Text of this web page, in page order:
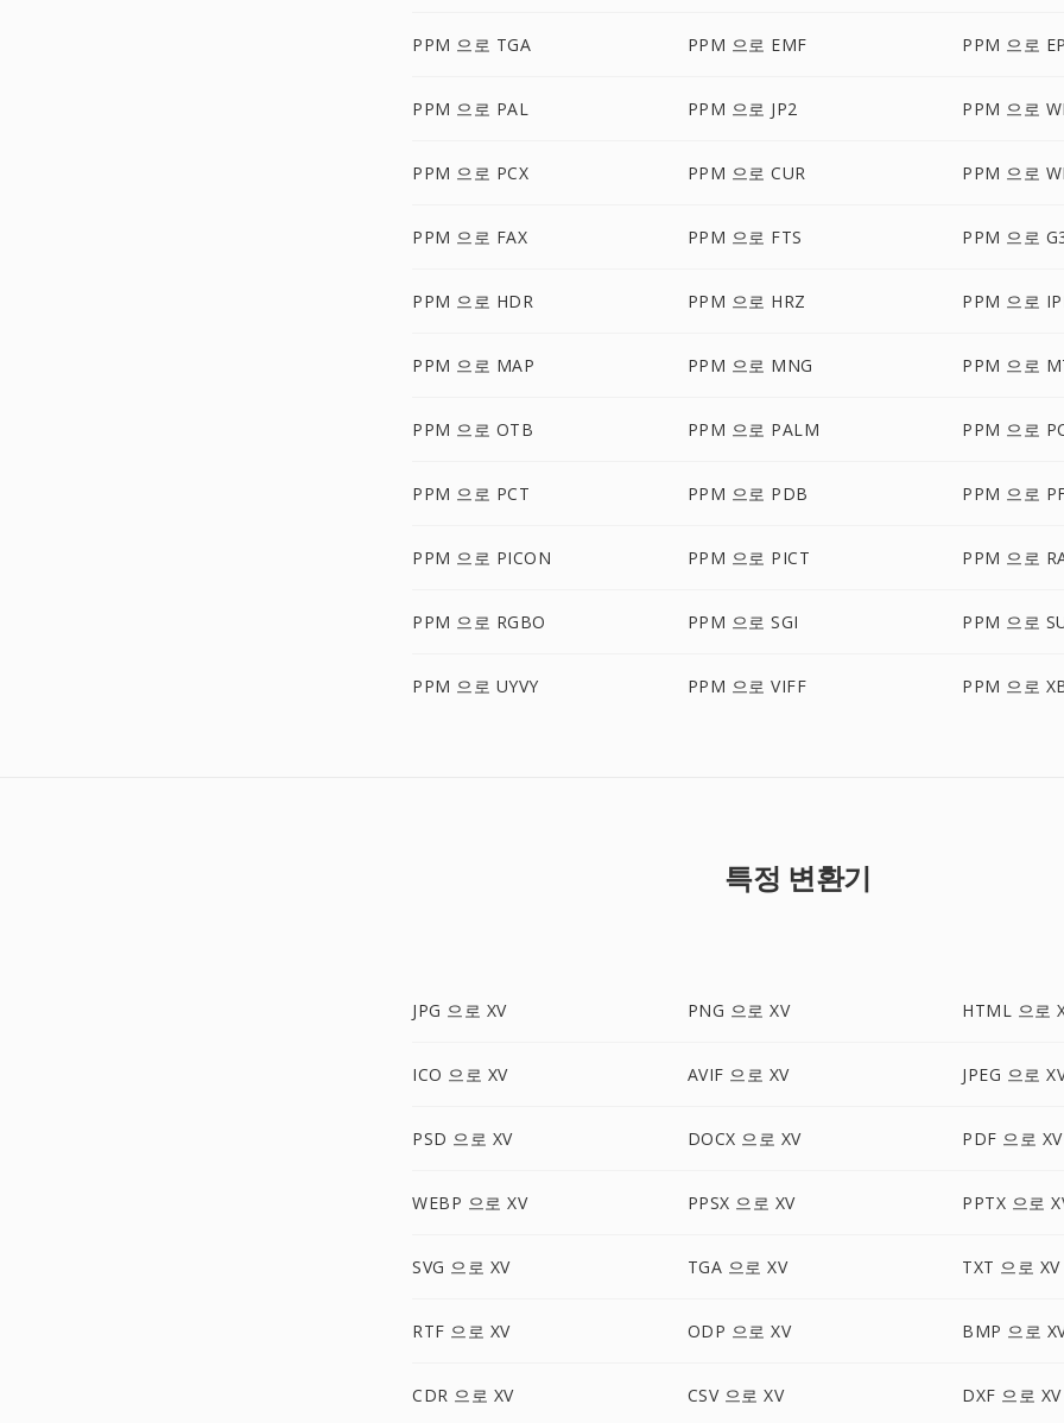
PPM 으로 TGA PPM 으로 EMF PPM 으로
PPM 으로 PAL PPM 으로 JP2 PPM 으로
PPM 으로 PCX PPM 으로 CUR PPM 으로
PPM 으로 FAX PPM 으로 FTS PPM 으로
PPM 으로 HDR PPM 으로 HRZ PPM 으로
PPM 으로 MAP PPM 으로 MNG PPM 으로
PPM 으로 OTB PPM 으로 PALM PPM 으로
PPM 으로 PCT PPM 으로 PDB PPM 으로
PPM 으로 PICON PPM 으로 PICT PPM 으로
PPM 으로 RGBO PPM 으로 SGI PPM 으로
PPM 으로 UYVY PPM 으로 VIFF PPM 으로
특정 변환기
JPG 으로 XV PNG 으로 XV HTML 으로
ICO 으로 XV AVIF 으로 XV JPEG 으로
PSD 으로 XV DOCX 으로 XV PDF 으로 XV
WEBP 으로 XV PPSX 으로 XV PPTX 으로
SVG 으로 XV TGA 으로 XV TXT 으로 XV
RTF 으로 XV ODP 으로 XV BMP 으로
CDR 으로 XV CSV 으로 XV DXF 으로 XV